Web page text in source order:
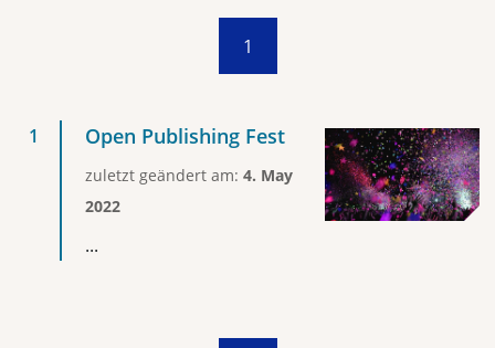
1
Open Publishing Fest
zuletzt geändert am: 4. May
2022
...